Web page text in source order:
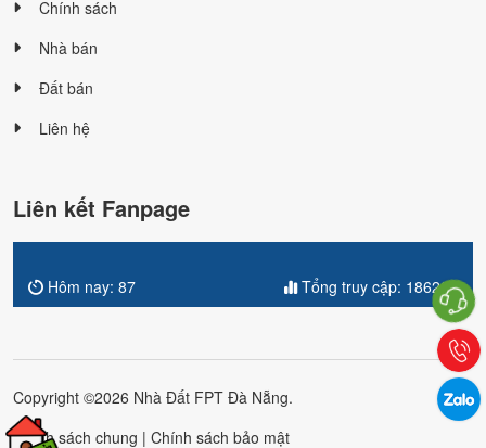
Chính sách
Nhà bán
Đất bán
Liên hệ
Liên kết Fanpage
Hôm nay: 87 Tổng truy cập: 186264
Copyright ©2026 Nhà Đất FPT Đà Nẵng.
Chính sách chung | Chính sách bảo mật